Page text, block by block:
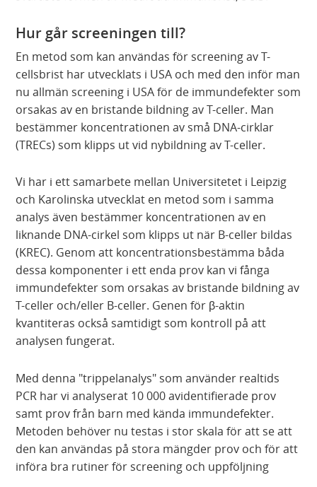
Hur går screeningen till?
En metod som kan användas för screening av T-
cellsbrist har utvecklats i USA och med den inför man
nu allmän screening i USA för de immundefekter som
orsakas av en bristande bildning av T-celler. Man
bestämmer koncentrationen av små DNA-cirklar
(TRECs) som klipps ut vid nybildning av T-celler.
Vi har i ett samarbete mellan Universitetet i Leipzig
och Karolinska utvecklat en metod som i samma
analys även bestämmer koncentrationen av en
liknande DNA-cirkel som klipps ut när B-celler bildas
(KREC). Genom att koncentrationsbestämma båda
dessa komponenter i ett enda prov kan vi fånga
immundefekter som orsakas av bristande bildning av
T-celler och/eller B-celler. Genen för β-aktin
kvantiteras också samtidigt som kontroll på att
analysen fungerat.
Med denna "trippelanalys" som använder realtids
PCR har vi analyserat 10 000 avidentifierade prov
samt prov från barn med kända immundefekter.
Metoden behöver nu testas i stor skala för att se att
den kan användas på stora mängder prov och för att
införa bra rutiner för screening och uppföljning